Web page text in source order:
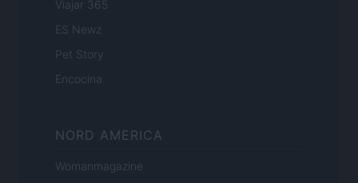
Viajar 365
ES Newz
Pet Story
Encocina
NORD AMERICA
Womanmagazine